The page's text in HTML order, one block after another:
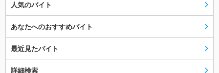
人気のバイト
あなたへのおすすめバイト
最近見たバイト
詳細検索